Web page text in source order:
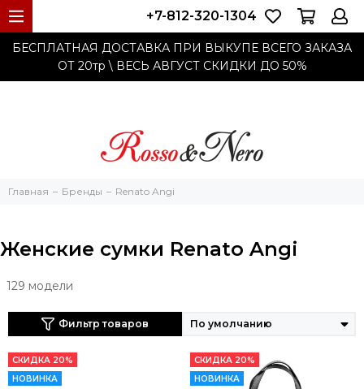
БЕСПЛАТНАЯ ДОСТАВКА ПРИ ВЫКУПЕ ВСЕГО ЗАКАЗА
ОТ 20тр \ ВЕСЬ АВГУСТ СКИДКИ ДО 50%
+7-812-320-1304
Главная Бренды Renato Angi
Женские сумки Renato Angi
129 модели
Фильтр товаров
СКИДКА 20%
НОВИНКА
СКИДКА 20%
НОВИНКА